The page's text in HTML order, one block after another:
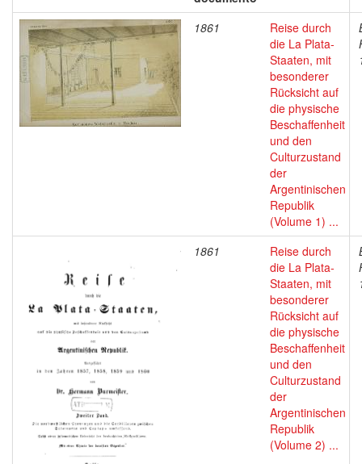
1861
Reise durch
die La Plata-
Staaten, mit
besonderer
Rücksicht auf
die physische
Beschaffenheit
und den
Culturzustand
der
Argentinischen
Republik
(Volume 1) ...
1861
Reise durch
die La Plata-
Staaten, mit
besonderer
Rücksicht auf
die physische
Beschaffenheit
und den
Culturzustand
der
Argentinischen
Republik
(Volume 2) ...